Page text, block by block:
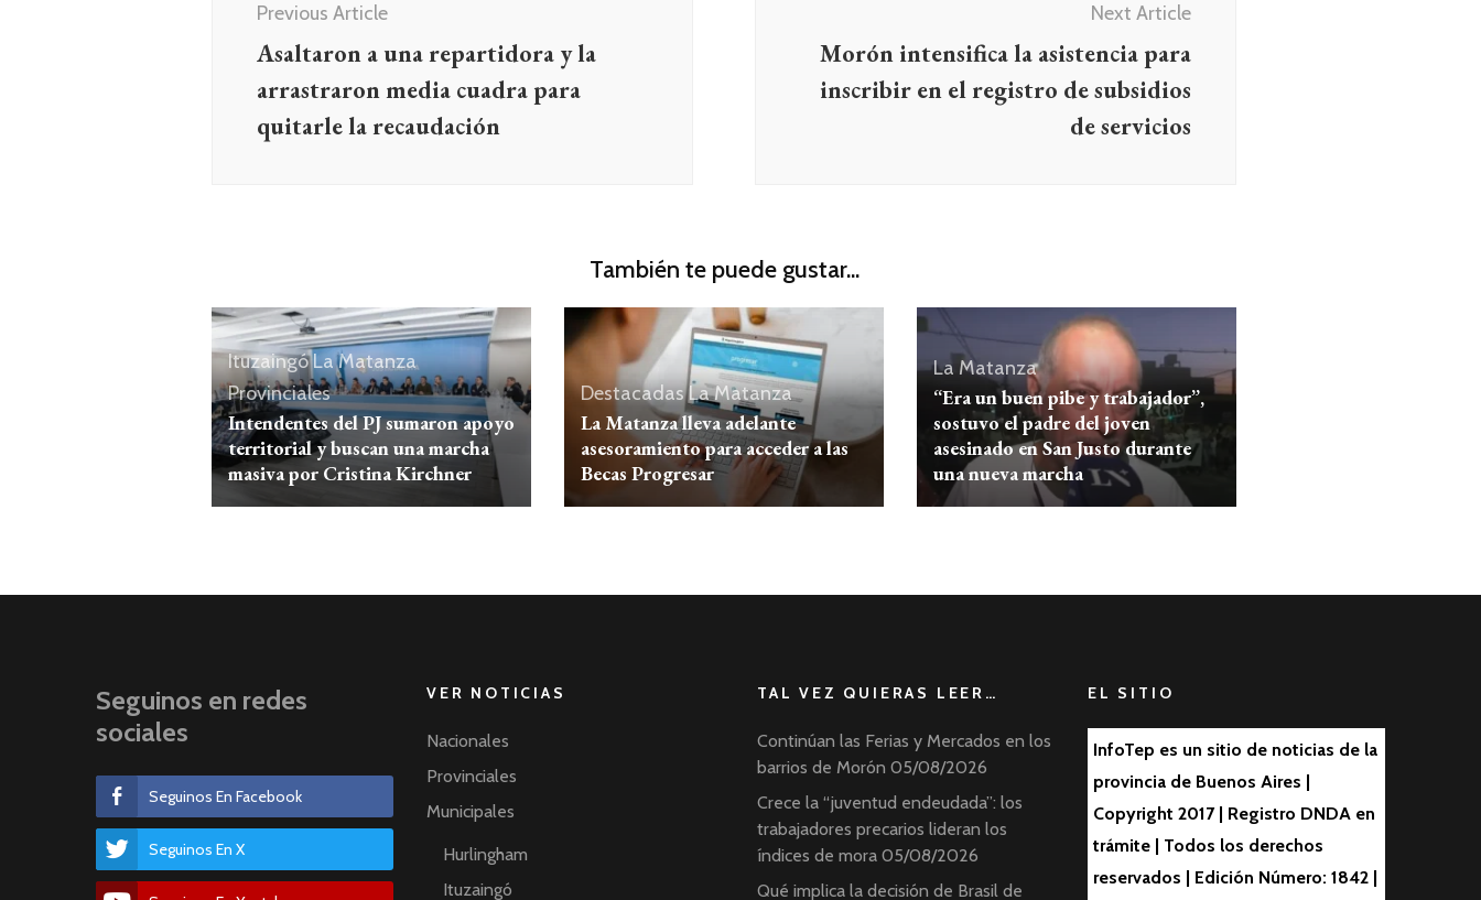
entradas
Previous Article
Asaltaron a una repartidora y la
arrastraron media cuadra para
quitarle la recaudación
Next Article
Morón intensifica la asistencia para
inscribir en el registro de subsidios
de servicios
También te puede gustar...
Ituzaingó La Matanza
Provinciales
Intendentes del PJ sumaron apoyo
territorial y buscan una marcha
masiva por Cristina Kirchner
Destacadas La Matanza
La Matanza lleva adelante
asesoramiento para acceder a las
Becas Progresar
La Matanza
“Era un buen pibe y trabajador”,
sostuvo el padre del joven
asesinado en San Justo durante
una nueva marcha
Seguinos en redes
sociales
Seguinos En Facebook
Seguinos En X
VER NOTICIAS
Nacionales
Provinciales
Municipales
Hurlingham
Ituzaingó
TAL VEZ QUIERAS LEER…
Continúan las Ferias y Mercados en los
barrios de Morón 05/08/2026
Crece la “juventud endeudada”: los
trabajadores precarios lideran los
índices de mora 05/08/2026
Qué implica la decisión de Brasil de
EL SITIO
InfoTep es un sitio de noticias de la
provincia de Buenos Aires |
Copyright 2017 | Registro DNDA en
trámite | Todos los derechos
reservados | Edición Número: 1842 |